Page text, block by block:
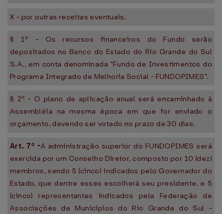
X - por outras receitas eventuais.
§ 1º - Os recursos financeiros do Fundo serão
depositados no Banco do Estado do Rio Grande do Sul
S.A., em conta denominada "Fundo de Investimentos do
Programa Integrado de Melhoria Social - FUNDOPIMES".
§ 2º - O plano de aplicação anual será encaminhado à
Assembléia na mesma época em que for enviado o
orçamento, devendo ser votado no prazo de 30 dias.
Art. 7º -A administração superior do FUNDOPIMES será
exercida por um Conselho Diretor, composto por 10 (dez)
membros, sendo 5 (cinco) indicados pelo Governador do
Estado, que dentre esses escolherá seu presidente, e 5
(cinco) representantes indicados pela Federação de
Associações de Municípios do Rio Grande do Sul -